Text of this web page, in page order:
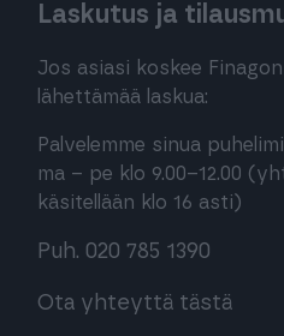
Laskutus ja
Jos asiasi koskee
lähettämää laskua:
Palvelemme sinua
ma – pe klo 9.00–12.00
käsitellään klo 16 asti)
Puh. 020 785 1390
Ota yhteyttä tästä